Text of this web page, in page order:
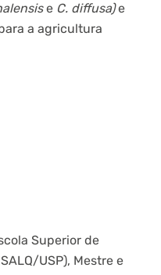
e C. diffusa)e
a agricultura
Superior de
USP), Mestre e